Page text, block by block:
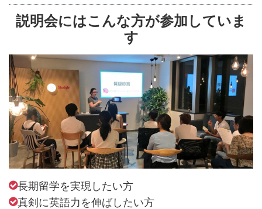
説明会にはこんな方が参加していま
す
長期留学を実現したい方
真剣に英語力を伸ばしたい方